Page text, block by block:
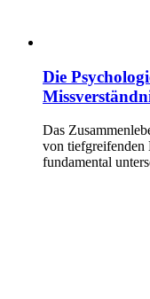
Die
Das
von tiefgreifenden
fundamental